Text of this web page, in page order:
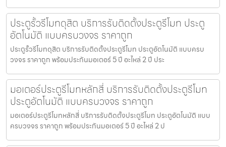
ประตูรั้วรีโมทดุสิต บริการรับติดตั้งประตูรีโมท ประตู
อัตโนมัติ แบบครบวงจร ราคาถูก
ประตูรั้วรีโมทดุสิต บริการรับติดตั้งประตูรีโมท ประตูอัตโนมัติ แบบครบ
วงจร ราคาถูก พร้อมประกันมอเตอร์ 5 ปี อะไหล่ 2 ปี ประ
มอเตอร์ประตูรีโมทหลักสี่ บริการรับติดตั้งประตูรีโมท
ประตูอัตโนมัติ แบบครบวงจร ราคาถูก
มอเตอร์ประตูรีโมทหลักสี่ บริการรับติดตั้งประตูรีโมท ประตูอัตโนมัติ แบบ
ครบวงจร ราคาถูก พร้อมประกันมอเตอร์ 5 ปี อะไหล่ 2 ป